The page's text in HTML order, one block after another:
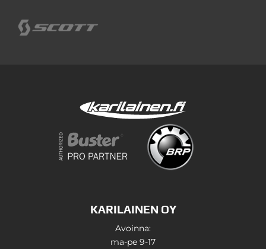
KARILAINEN OY
Avoinna:
ma-pe 9-17